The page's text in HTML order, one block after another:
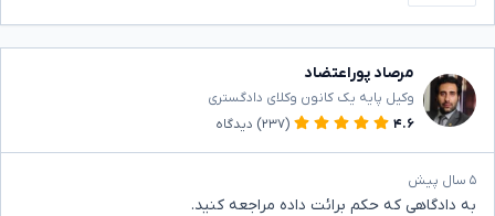
مرصاد پوراعتضاد
وکیل پایه یک کانون وکلای دادگستری
۴.۶
(۲۳۷) دیدگاه
۵ سال پیش
به دادگاهی که حکم برائت داده مراجعه کنید.